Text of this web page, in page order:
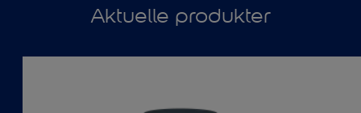
Aktuelle produkter